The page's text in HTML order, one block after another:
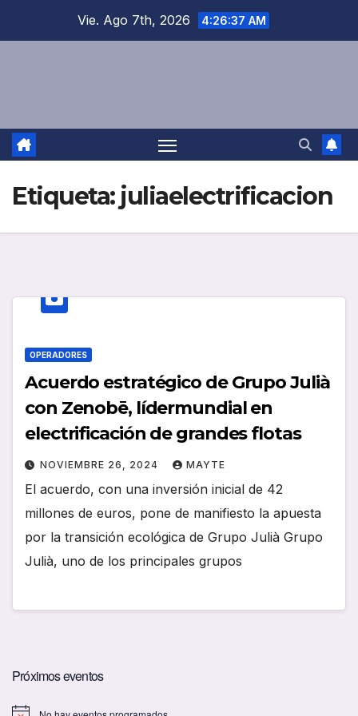
Vie. Ago 7th, 2026 4:26:37 AM
Etiqueta: juliaelectrificacion
OPERADORES
Acuerdo estratégico de Grupo Julià
con Zenobē, lídermundial en
electrificación de grandes flotas
NOVIEMBRE 26, 2024 MAYTE
El acuerdo, con una inversión inicial de 42
millones de euros, pone de manifiesto la apuesta
por la transición ecológica de Grupo Julià Grupo
Julià, uno de los principales grupos
Próximos eventos